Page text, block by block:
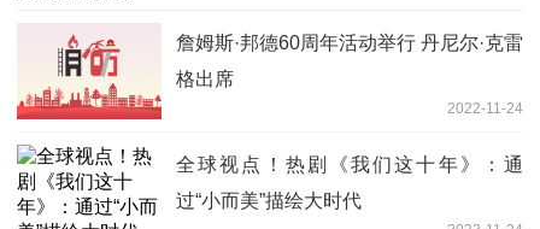
詹姆斯·邦德60周年活动举行 丹尼尔·克雷
格出席
2022-11-24
全球视点！热剧《我们这十年》：通
过“小而美”描绘大时代